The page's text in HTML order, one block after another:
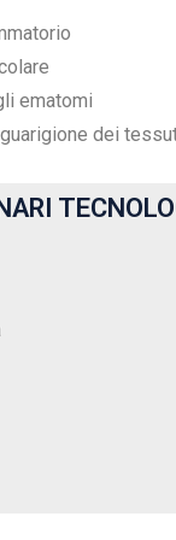
ematomi
dei